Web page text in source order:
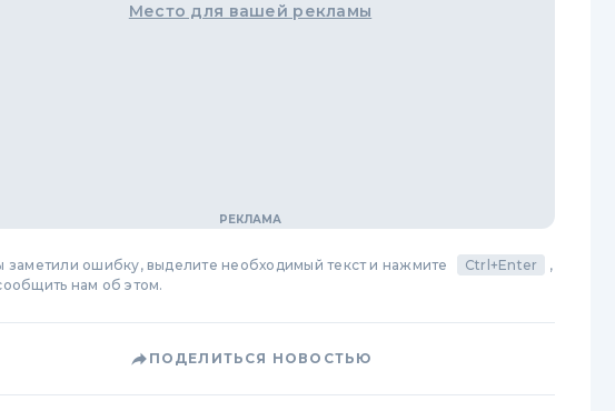
Место для вашей рекламы
заметили ошибку, выделите необходимый текст и нажмите Ctrl+Enter
,
нам об этом.
ПОДЕЛИТЬСЯ НОВОСТЬЮ